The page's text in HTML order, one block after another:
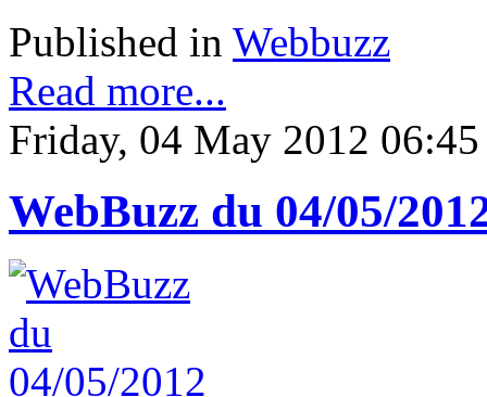
Published in Webbuzz
Read more...
Friday, 04 May 2012 06:45
WebBuzz du 04/05/